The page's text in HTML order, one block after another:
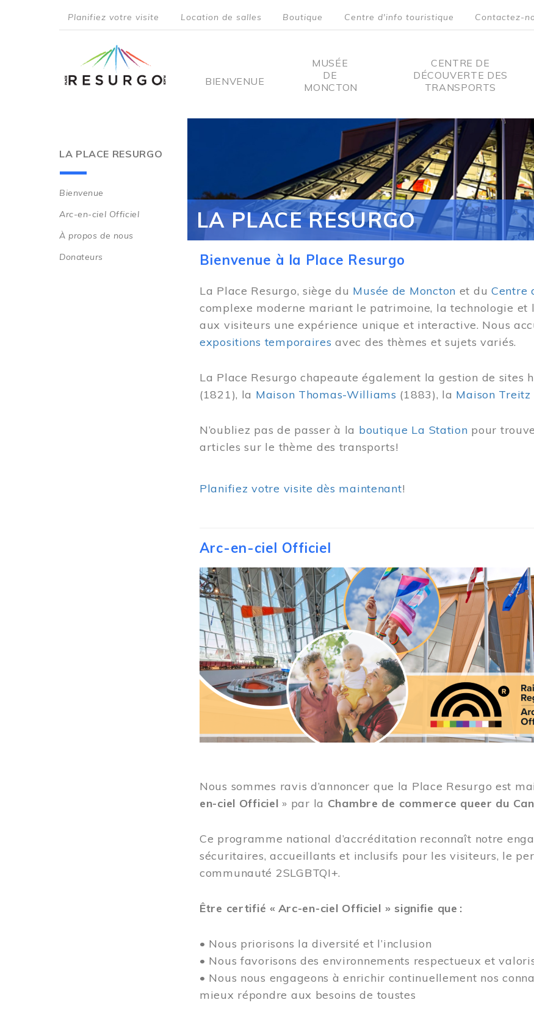
menu
Planifiez votre visite Location de salles Boutique Centre d'info touristique Contactez-
Main
BIENVENUE
MUSÉE
DE
MONCTON
CENTRE DE
DÉCOUVERTE DES
TRANSPORTS
LA PLACE RESURGO
Main
navigation
Bienvenue
Arc-en-ciel Officiel
À propos de nous
Donateurs
LA PLACE RESURGO
Bienvenue à la Place Resurgo
La Place Resurgo, siège du Musée de Moncton et duCentre
complexe moderne mariant le patrimoine, la technologie et
aux visiteurs une expérience unique et interactive. Nous
expositions temporaires avec des thèmes et sujets variés.
La Place Resurgo chapeaute également la gestion de sites
(1821), la Maison Thomas-Williams (1883), la Maison Treitz
N’oubliez pas de passer à la boutique La Station pour
articles sur le thème des transports!
Planifiez votre visite dès maintenant!
Arc-en-ciel Officiel
Image
Nous sommes ravis d’annoncer que la Place Resurgo est
en-ciel Officiel » par la Chambre de commerce queer du
Ce programme national d’accréditation reconnaît notre
sécuritaires, accueillants et inclusifs pour les visiteurs, le
communauté 2SLGBTQI+.
Être certifié « Arc-en-ciel Officiel » signifie que :
• Nous priorisons la diversité et l’inclusion
• Nous favorisons des environnements respectueux et
• Nous nous engageons à enrichir continuellement nos
mieux répondre aux besoins de toustes